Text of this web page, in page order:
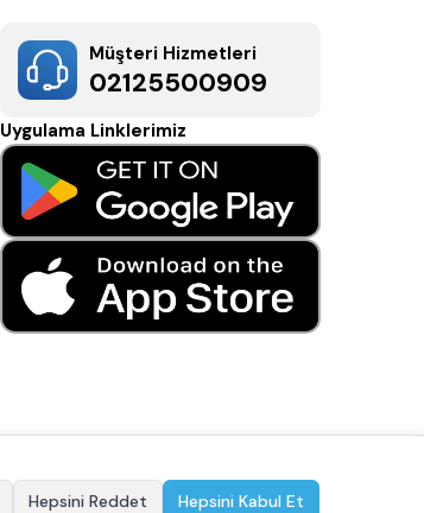
Müşteri Hizmetleri
02125500909
Uygulama Linklerimiz
Hepsini Reddet Hepsini Kabul Et